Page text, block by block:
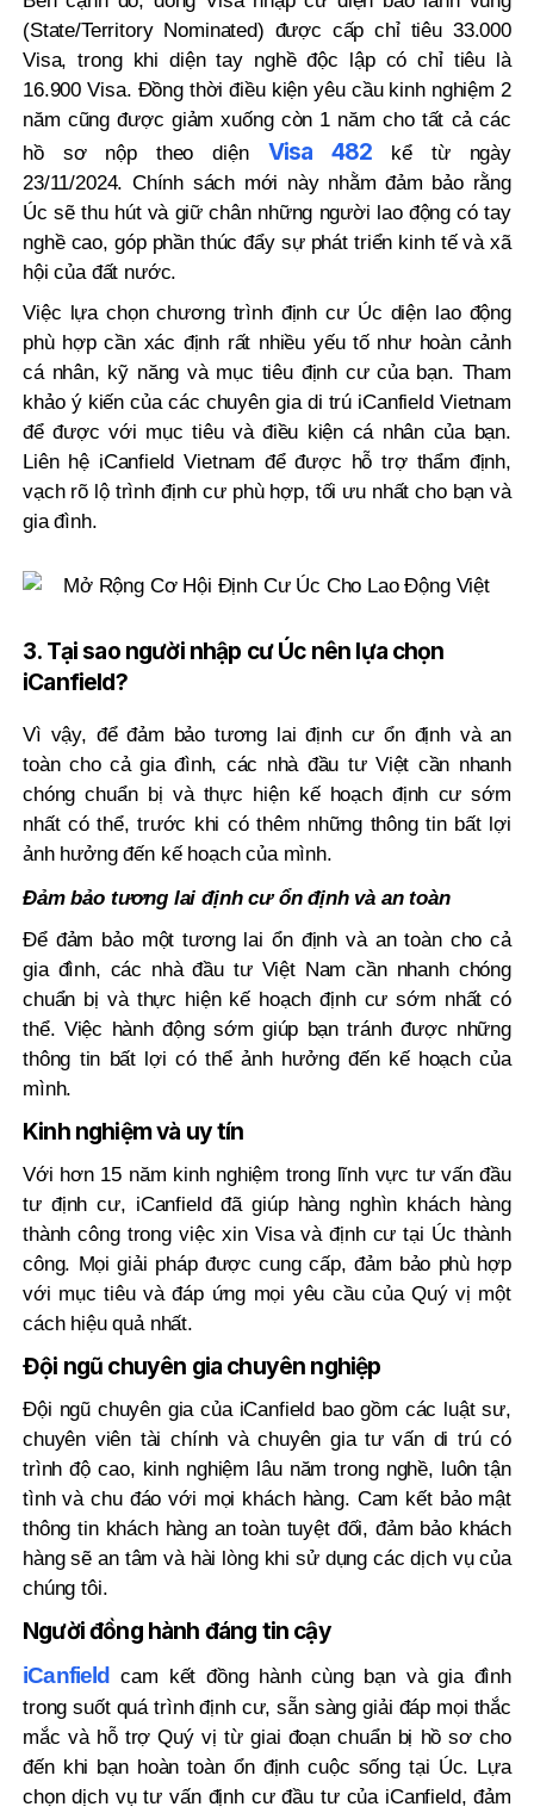
(State/Territory Nominated) được cấp chỉ tiêu 33.000
Visa, trong khi diện tay nghề độc lập có chỉ tiêu là
16.900 Visa. Đồng thời điều kiện yêu cầu kinh nghiệm 2
năm cũng được giảm xuống còn 1 năm cho tất cả các
hồ sơ nộp theo diện Visa 482 kể từ ngày
23/11/2024. Chính sách mới này nhằm đảm bảo rằng
Úc sẽ thu hút và giữ chân những người lao động có tay
nghề cao, góp phần thúc đẩy sự phát triển kinh tế và xã
hội của đất nước.
Việc lựa chọn chương trình định cư Úc diện lao động
phù hợp cần xác định rất nhiều yếu tố như hoàn cảnh
cá nhân, kỹ năng và mục tiêu định cư của bạn. Tham
khảo ý kiến của các chuyên gia di trú iCanfield Vietnam
để được với mục tiêu và điều kiện cá nhân của bạn.
Liên hệ iCanfield Vietnam để được hỗ trợ thẩm định,
vạch rõ lộ trình định cư phù hợp, tối ưu nhất cho bạn và
gia đình.
3. Tại sao người nhập cư Úc nên lựa chọn
iCanfield?
Vì vậy, để đảm bảo tương lai định cư ổn định và an
toàn cho cả gia đình, các nhà đầu tư Việt cần nhanh
chóng chuẩn bị và thực hiện kế hoạch định cư sớm
nhất có thể, trước khi có thêm những thông tin bất lợi
ảnh hưởng đến kế hoạch của mình.
Đảm bảo tương lai định cư ổn định và an toàn
Để đảm bảo một tương lai ổn định và an toàn cho cả
gia đình, các nhà đầu tư Việt Nam cần nhanh chóng
chuẩn bị và thực hiện kế hoạch định cư sớm nhất có
thể. Việc hành động sớm giúp bạn tránh được những
thông tin bất lợi có thể ảnh hưởng đến kế hoạch của
mình.
Kinh nghiệm và uy tín
Với hơn 15 năm kinh nghiệm trong lĩnh vực tư vấn đầu
tư định cư, iCanfield đã giúp hàng nghìn khách hàng
thành công trong việc xin Visa và định cư tại Úc thành
công. Mọi giải pháp được cung cấp, đảm bảo phù hợp
với mục tiêu và đáp ứng mọi yêu cầu của Quý vị một
cách hiệu quả nhất.
Đội ngũ chuyên gia chuyên nghiệp
Đội ngũ chuyên gia của iCanfield bao gồm các luật sư,
chuyên viên tài chính và chuyên gia tư vấn di trú có
trình độ cao, kinh nghiệm lâu năm trong nghề, luôn tận
tình và chu đáo với mọi khách hàng. Cam kết bảo mật
thông tin khách hàng an toàn tuyệt đối, đảm bảo khách
hàng sẽ an tâm và hài lòng khi sử dụng các dịch vụ của
chúng tôi.
Người đồng hành đáng tin cậy
iCanfield
cam kết đồng hành cùng bạn và gia đình
trong suốt quá trình định cư, sẵn sàng giải đáp mọi thắc
mắc và hỗ trợ Quý vị từ giai đoạn chuẩn bị hồ sơ cho
đến khi bạn hoàn toàn ổn định cuộc sống tại Úc. Lựa
chọn dịch vụ tư vấn định cư đầu tư của iCanfield, đảm